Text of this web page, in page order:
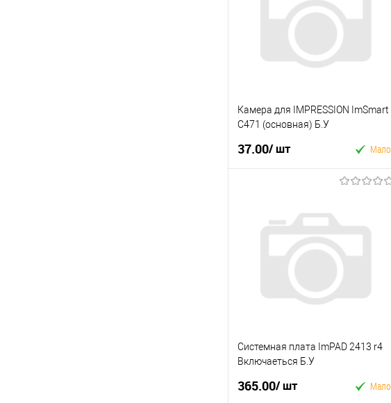
У вибране
До
Камера для IMPRESSION ImSmart
C471 (основная) Б.У
37.00/ шт Мало
Купити в 1 клік
У вибране
До
порівняння
Системная плата ImPAD 2413 r4
Включаеться Б.У
365.00/ шт Мало